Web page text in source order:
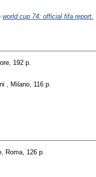
world cup 74: official fifa report.
192 p.
, Milano, 116 p.
Roma, 126 p.